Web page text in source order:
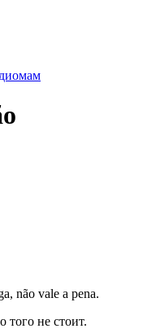
não vale a pena.
того не стоит.